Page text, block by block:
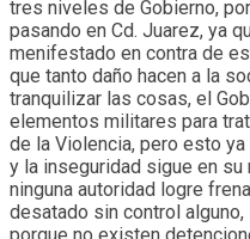
tres niveles de Gobierno,
pasando en Cd. Juarez, ya
menifestado en contra de
que tanto daño hacen a la
tranquilizar las cosas, el
elementos militares para
de la Violencia, pero esto
y la inseguridad sigue en
ninguna autoridad logre
desatado sin control